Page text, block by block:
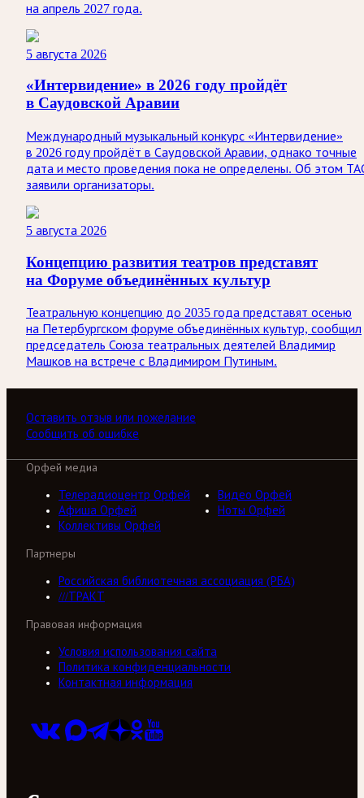
на апрель 2027 года.
5 августа 2026
«Интервидение» в 2026 году пройдёт
в Саудовской Аравии
Международный музыкальный конкурс «Интервидение»
в 2026 году пройдёт в Саудовской Аравии, однако точные
дата и место проведения пока не определены. Об этом
заявили организаторы.
5 августа 2026
Концепцию развития театров представят
на Форуме объединённых культур
Театральную концепцию до 2035 года представят осенью
на Петербургском форуме объединённых культур, сообщил
председатель Союза театральных деятелей Владимир
Машков на встрече с Владимиром Путиным.
Оставить отзыв или пожелание
Сообщить об ошибке
Орфей медиа
Телерадиоцентр Орфей
Видео Орфей
Афиша Орфей
Ноты Орфей
Коллективы Орфей
Партнеры
Российская библиотечная ассоциация (РБА)
///ТРАКТ
Правовая информация
Условия использования сайта
Политика конфиденциальности
Контактная информация